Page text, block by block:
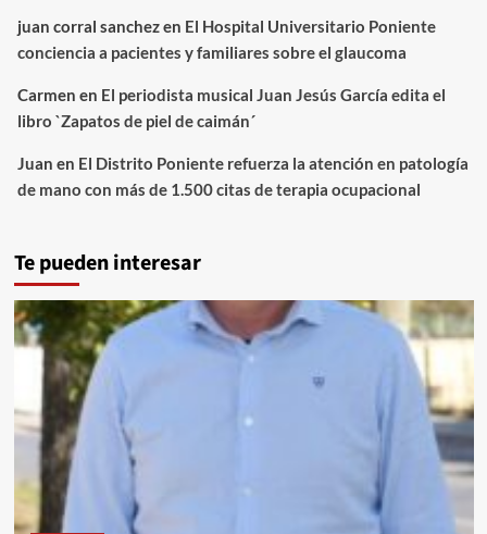
juan corral sanchezen El Hospital Universitario Poniente
conciencia a pacientes y familiares sobre el glaucoma
Carmen en El periodista musical Juan Jesús García edita el
libro `Zapatos de piel de caimán´
Juan en El Distrito Poniente refuerza la atención en patología
de mano con más de 1.500 citas de terapia ocupacional
Te pueden interesar